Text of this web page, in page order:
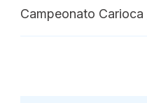
Campeonato Carioca